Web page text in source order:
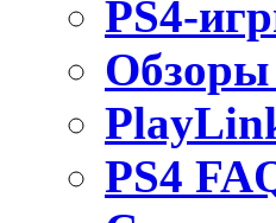
PS4-
Обзоры
PS4